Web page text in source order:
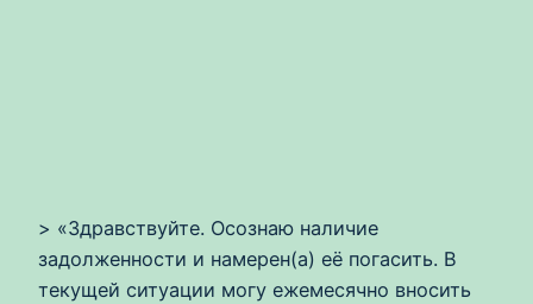
> «Здравствуйте. Осознаю наличие
задолженности и намерен(а) её погасить. В
текущей ситуации могу ежемесячно вносить